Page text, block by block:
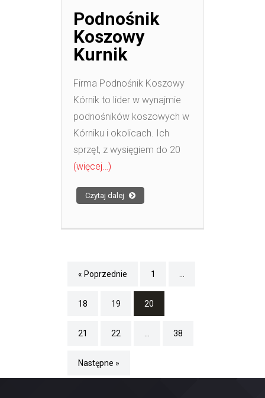
Podnośnik
Koszowy
Kurnik
Firma Podnośnik Koszowy
Kórnik to lider w wynajmie
podnośników koszowych w
Kórniku i okolicach. Ich
sprzęt, z wysięgiem do 20
(więcej…)
Czytaj dalej
« Poprzednie 1 …
18 19 20
21 22 … 38
Następne »